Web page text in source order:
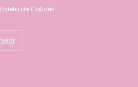
Paleta de Colores